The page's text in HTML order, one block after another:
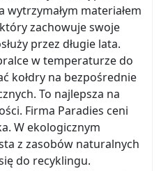
wytrzymałym materiałem
zachowuje swoje
przez długie lata.
w temperaturze do
kołdry na bezpośrednie
To najlepsza na
Firma Paradies ceni
W ekologicznym
z zasobów naturalnych
do recyklingu.